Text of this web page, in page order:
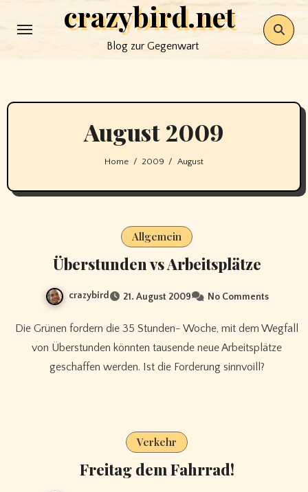
to
crazybird.net
Blog zur Gegenwart
August 2009
Home 2009 August
Allgemein
Überstunden vs Arbeitsplätze
crazybird 21. August 2009 No Comments
Die Grünen fordern die 35 Stunden- Woche, mit dem Wegfall
von Überstunden könnten tausende neue Arbeitsplätze
geschaffen werden. Ist die Forderung sinnvoill?
Verkehr
Freitag dem Fahrrad!